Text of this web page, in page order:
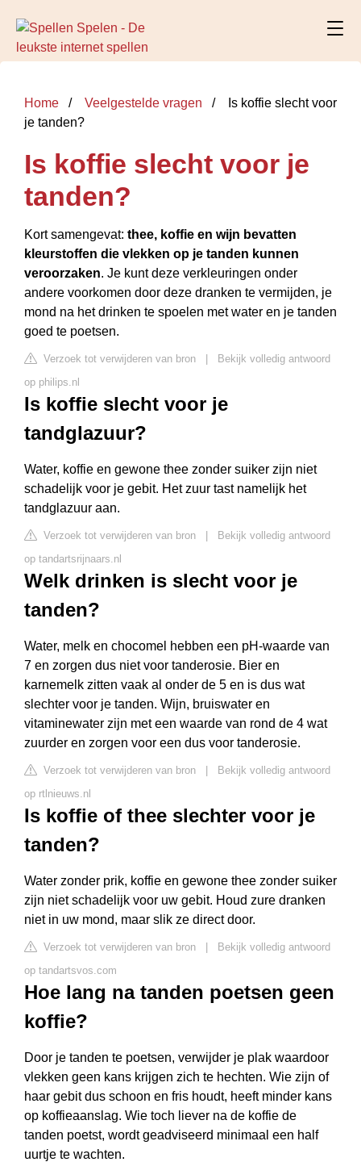
Home Veelgestelde vragen
Is koffie slecht voor
je tanden?
Is koffie slecht voor je
tanden?
Kort samengevat: thee, koffie en wijn bevatten
kleurstoffen die vlekken op je tanden kunnen
veroorzaken. Je kunt deze verkleuringen onder
andere voorkomen door deze dranken te vermijden, je
mond na het drinken te spoelen met water en je tanden
goed te poetsen.
Verzoek tot verwijderen van bron
Bekijk volledig antwoord
op philips.nl
Is koffie slecht voor je
tandglazuur?
Water, koffie en gewone thee zonder suiker zijn niet
schadelijk voor je gebit. Het zuur tast namelijk het
tandglazuur aan.
Verzoek tot verwijderen van bron
Bekijk volledig antwoord
op tandartsrijnaars.nl
Welk drinken is slecht voor je
tanden?
Water, melk en chocomel hebben een pH-waarde van
7 en zorgen dus niet voor tanderosie. Bier en
karnemelk zitten vaak al onder de 5 en is dus wat
slechter voor je tanden. Wijn, bruiswater en
vitaminewater zijn met een waarde van rond de 4 wat
zuurder en zorgen voor een dus voor tanderosie.
Verzoek tot verwijderen van bron
Bekijk volledig antwoord
op rtlnieuws.nl
Is koffie of thee slechter voor je
tanden?
Water zonder prik, koffie en gewone thee zonder suiker
zijn niet schadelijk voor uw gebit. Houd zure dranken
niet in uw mond, maar slik ze direct door.
Verzoek tot verwijderen van bron
Bekijk volledig antwoord
op tandartsvos.com
Hoe lang na tanden poetsen geen
koffie?
Door je tanden te poetsen, verwijder je plak waardoor
vlekken geen kans krijgen zich te hechten. Wie zijn of
haar gebit dus schoon en fris houdt, heeft minder kans
op koffieaanslag. Wie toch liever na de koffie de
tanden poetst, wordt geadviseerd minimaal een half
uurtje te wachten.